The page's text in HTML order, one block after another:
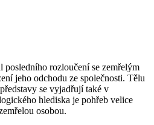
posledního rozloučení se zemřelým
jeho odchodu ze společnosti. Tělu
se vyjadřují také v
hlediska je pohřeb velice
osobou.